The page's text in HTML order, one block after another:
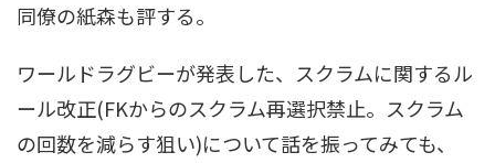
同僚の紙森も評する。
ワールドラグビーが発表した、スクラムに関するル
ール改正(FKからのスクラム再選択禁止。スクラム
の回数を減らす狙い)について話を振ってみても、